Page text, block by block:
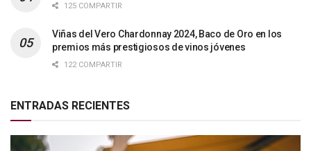
125 COMPARTIR
Viñas del Vero Chardonnay 2024, Baco de Oro en los
premios más prestigiosos de vinos jóvenes
122 COMPARTIR
ENTRADAS RECIENTES